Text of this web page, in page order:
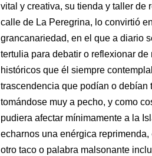
vital y creativa, su tienda y taller de
calle de La Peregrina, lo convirtió
grancanariedad, en el que a diario
tertulia para debatir o reflexionar
históricos que él siempre
trascendencia que podían o debían
tomándose muy a pecho, y como
pudiera afectar mínimamente a la
echarnos una enérgica
otro taco o palabra malsonante